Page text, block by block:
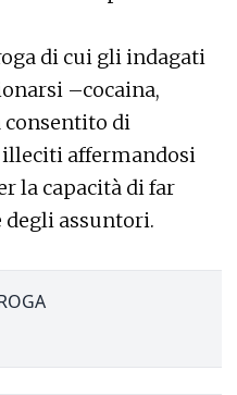
di cui gli indagati
–cocaina,
consentito di
affermandosi
la capacità di far
assuntori.